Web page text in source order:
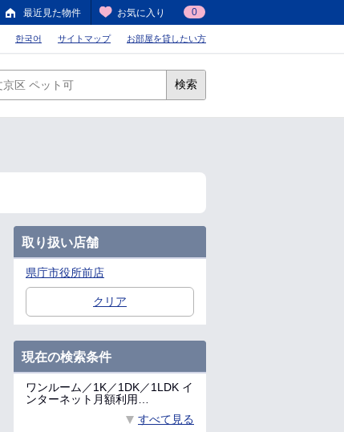
最近見た物件 お気に入り 0
한국어 サイトマップ お部屋を貸したい方
検索
取り扱い店舗
県庁市役所前店
クリア
現在の検索条件
ワンルーム／1K／1DK／1LDK イ
ンターネット月額利用…
すべて見る